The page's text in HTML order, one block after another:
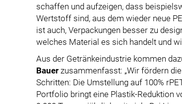
schaffen und aufzeigen, dass
Wertstoff sind, aus dem wieder neue
ist auch, Verpackungen besser zu
welches Material es sich handelt und
Aus der Getränkeindustrie kommen
Bauer zusammenfasst: „Wir fördern
Schritten: Die Umstellung auf 100%
Portfolio bringt eine Plastik-Reduktion